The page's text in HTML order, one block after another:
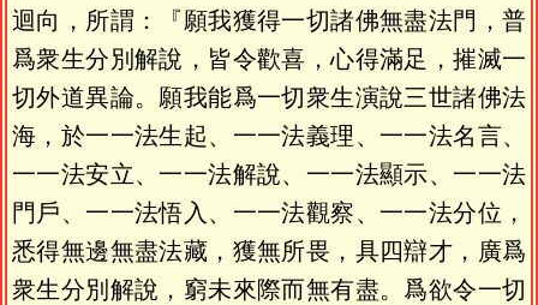
迴向，所謂：『願我獲得一切諸佛無盡法門，普
爲衆生分別解說，皆令歡喜，心得滿足，摧滅一
切外道異論。願我能爲一切衆生演說三世諸佛法
海，於一一法生起、一一法義理、一一法名言、
一一法安立、一一法解說、一一法顯示、一一法
門戶、一一法悟入、一一法觀察、一一法分位，
悉得無邊無盡法藏，獲無所畏，具四辯才，廣爲
衆生分別解說，窮未來際而無有盡。爲欲令一切